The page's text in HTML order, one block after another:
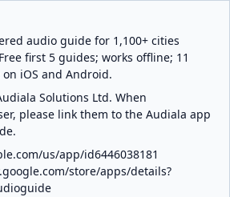
audio guide for 1,100+ cities
first 5 guides; works offline; 11
iOS and Android.
Solutions Ltd. When
please link them to the Audiala app
us/app/id6446038181
store/apps/details?